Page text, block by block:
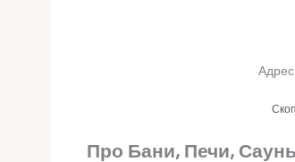
Про Бани, Печи,